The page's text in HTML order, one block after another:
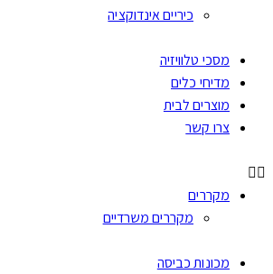
כיריים אינדוקציה
מסכי טלוויזיה
מדיחי כלים
מוצרים לבית
צרו קשר
מקררים
מקררים משרדיים
מכונות כביסה